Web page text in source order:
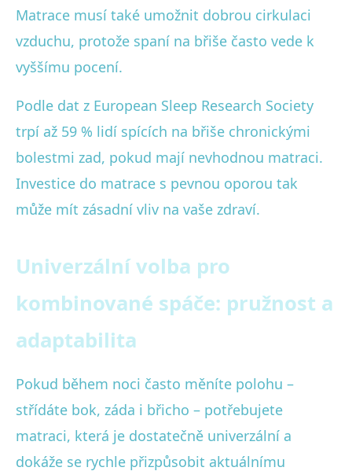
Matrace musí také umožnit dobrou cirkulaci
vzduchu, protože spaní na břiše často vede k
vyššímu pocení.
Podle dat z European Sleep Research Society
trpí až 59 % lidí spících na břiše chronickými
bolestmi zad, pokud mají nevhodnou matraci.
Investice do matrace s pevnou oporou tak
může mít zásadní vliv na vaše zdraví.
Univerzální volba pro
kombinované spáče: pružnost a
adaptabilita
Pokud během noci často měníte polohu –
střídáte bok, záda i břicho – potřebujete
matraci, která je dostatečně univerzální a
dokáže se rychle přizpůsobit aktuálnímu